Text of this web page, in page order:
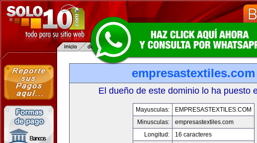
empresastextiles.com
El dueño de este dominio lo ha puesto
Mayusculas:
EMPRESASTEXTILES.COM
Minusculas:
empresastextiles.com
Longitud:
16 caracteres